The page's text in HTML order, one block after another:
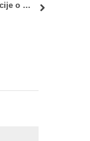
Informacije o organizaciji i karakteru Prijemnog ispita 2019.